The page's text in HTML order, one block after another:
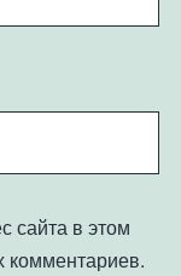
сайта в этом
комментариев.